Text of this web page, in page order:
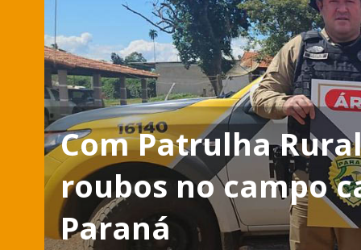
Com Patrulha
roubos no campo
Paraná